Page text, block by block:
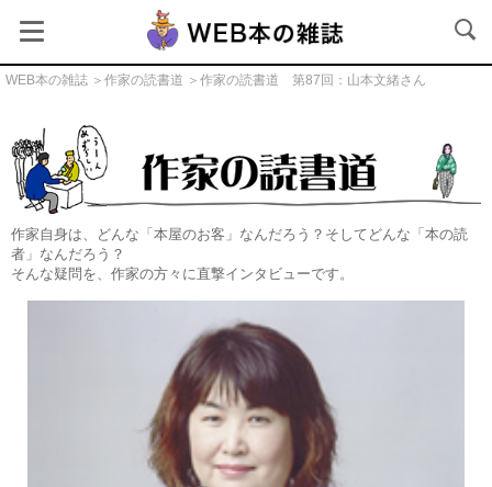
WEB本の雑誌 ＞ 作家の読書道 ＞作家の読書道 第87回：山本文緒さん
作家の読書道
作家自身は、どんな「本屋のお客」なんだろう？そしてどんな「本の読
者」なんだろう？
そんな疑問を、作家の方々に直撃インタビューです。